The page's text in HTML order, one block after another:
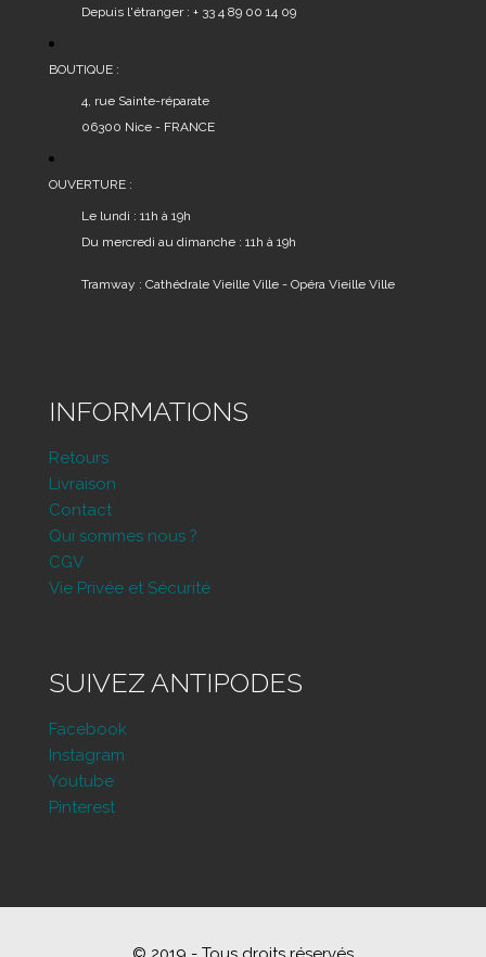
Depuis l'étranger : + 33 4 89 00 14 09
BOUTIQUE :
4, rue Sainte-réparate
06300 Nice - FRANCE
OUVERTURE :
Le lundi : 11h à 19h
Du mercredi au dimanche : 11h à 19h
Tramway : Cathédrale Vieille Ville - Opéra Vieille Ville
INFORMATIONS
Retours
Livraison
Contact
Qui sommes nous ?
CGV
Vie Privée et Sécurité
SUIVEZ ANTIPODES
Facebook
Instagram
Youtube
Pinterest